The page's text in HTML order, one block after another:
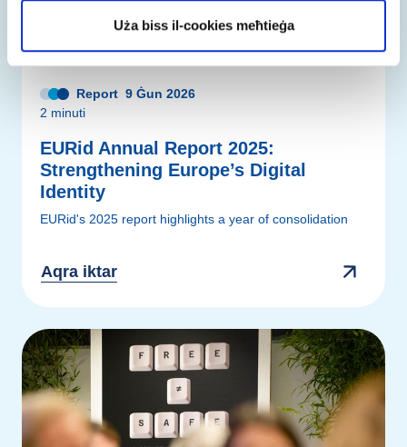
Uża biss il-cookies meħtieġa
Report 9 Ġun 2026
2 minuti
EURid Annual Report 2025:
Strengthening Europe’s Digital
Identity
EURid's 2025 report highlights a year of consolidation
Aqra iktar